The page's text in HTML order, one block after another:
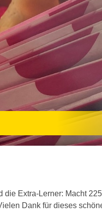
Extra-Lerner: Macht
Dank für dieses